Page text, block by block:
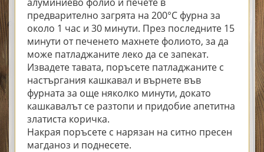
предварително загрята на 200°C фурна за
около 1 час и 30 минути. През последните 15
минути от печенето махнете фолиото, за да
може патладжаните леко да се запекат.
Извадете тавата, поръсете патладжаните с
настъргания кашкавал и върнете във
фурната за още няколко минути, докато
кашкавалът се разтопи и придобие апетитна
златиста коричка.
Накрая поръсете с нарязан на ситно пресен
магданоз и поднесете.